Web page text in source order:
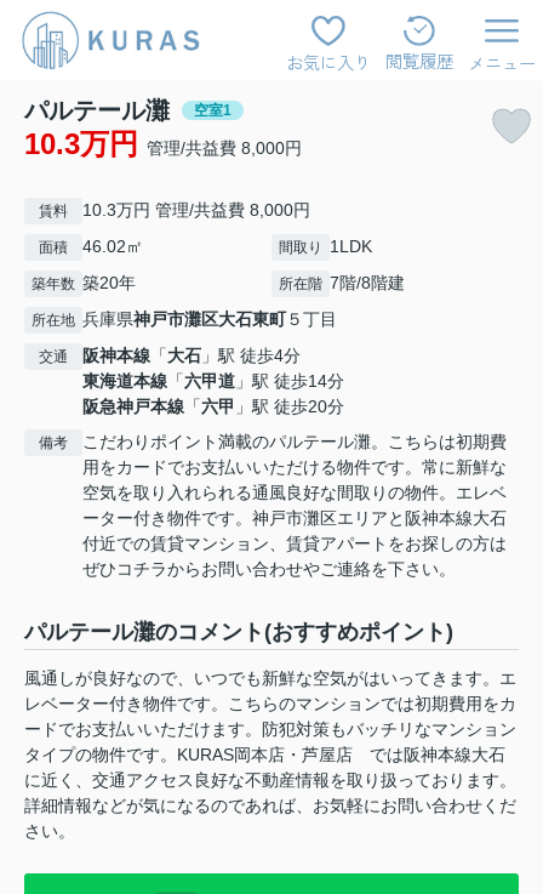
お気に入り 閲覧履歴 メニュー
パルテール灘 空室1
10.3万円 管理/共益費 8,000円
賃料 10.3万円 管理/共益費 8,000円
面積 46.02㎡ 間取り 1LDK
築年数 築20年 所在階 7階/8階建
所在地 兵庫県神戸市灘区大石東町５丁目
交通 阪神本線 「大石 」駅 徒歩4分
東海道本線 「六甲道 」駅 徒歩14分
阪急神戸本線 「六甲 」駅 徒歩20分
備考
こだわりポイント満載のパルテール灘。こちらは初期費
用をカードでお支払いいただける物件です。常に新鮮な
空気を取り入れられる通風良好な間取りの物件。エレベ
ーター付き物件です。神戸市灘区エリアと阪神本線大石
付近での賃貸マンション、賃貸アパートをお探しの方は
ぜひコチラからお問い合わせやご連絡を下さい。
パルテール灘のコメント(おすすめポイント)
風通しが良好なので、いつでも新鮮な空気がはいってきます。エ
レベーター付き物件です。こちらのマンションでは初期費用をカ
ードでお支払いいただけます。防犯対策もバッチリなマンション
タイプの物件です。KURAS岡本店・芦屋店 では阪神本線大石
に近く、交通アクセス良好な不動産情報を取り扱っております。
詳細情報などが気になるのであれば、お気軽にお問い合わせくだ
さい。